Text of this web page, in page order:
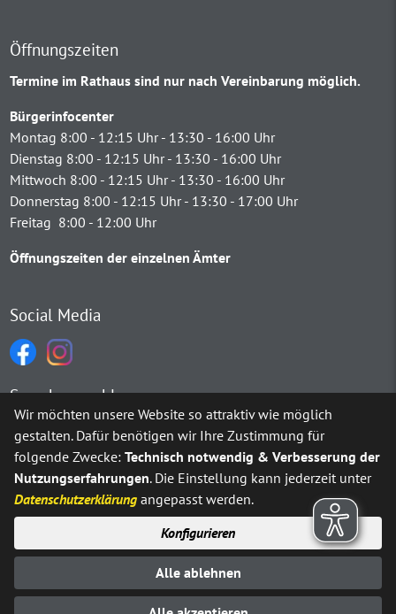
Öffnungszeiten
Termine im Rathaus sind nur nach Vereinbarung möglich.
Bürgerinfocenter
Montag 8:00 - 12:15 Uhr - 13:30 - 16:00 Uhr
Dienstag 8:00 - 12:15 Uhr - 13:30 - 16:00 Uhr
Mittwoch 8:00 - 12:15 Uhr - 13:30 - 16:00 Uhr
Donnerstag 8:00 - 12:15 Uhr - 13:30 - 17:00 Uhr
Freitag 8:00 - 12:00 Uhr
Öffnungszeiten der einzelnen Ämter
Social Media
Sprachauswahl
Möchten Sie vonGoogle Translate bereitgestellte externe
Ja Immer
Impressum
Datenschutz
Erklärung zur Barrierefreiheit Kontakt
Wir möchten unsere Website so attraktiv wie möglich
gestalten. Dafür benötigen wir Ihre Zustimmung für
folgende Zwecke:Technisch notwendig & Verbesserung der
Nutzungserfahrungen. Die Einstellung kann jederzeit unter
Datenschutzerklärung angepasst werden.
Konfigurieren
Alle ablehnen